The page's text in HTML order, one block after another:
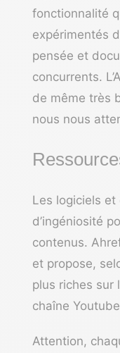
fonctionnalité
expérimentés
pensée et
concurrents.
de même très
nous nous
Les logiciels et
d’ingéniosité
contenus.
et propose,
plus riches sur
chaîne
Attention,